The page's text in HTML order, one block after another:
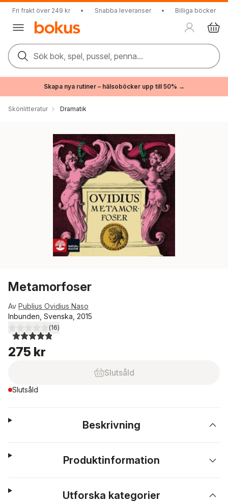
Fri frakt över 249 kr • Snabba leveranser • Billiga böcker
Sök bok, spel, pussel, penna...
Skapa nya rutiner – hälsoböcker upp till 50% →
Skönlitteratur Dramatik
Metamorfoser
Av Publius Ovidius Naso
Inbunden, Svenska, 2015
4,9utav 5 stjärnor. Totalt antal röster:
(16)
275 kr
Slutsåld
Slutsåld
Beskrivning
Produktinformation
Utforska kategorier